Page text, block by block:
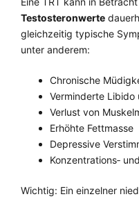
Testosteronwerte
gleichzeitig typische
unter anderem:
Chronische
Verminderte Libido
Verlust von
Erhöhte Fettmasse
Depressive
Konzentrations‑
Wichtig: Ein einzelner